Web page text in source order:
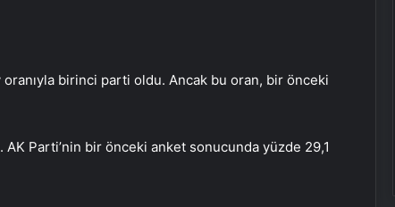
birinci parti oldu. Ancak bu oran, bir önceki
Parti’nin bir önceki anket sonucunda yüzde 29,1